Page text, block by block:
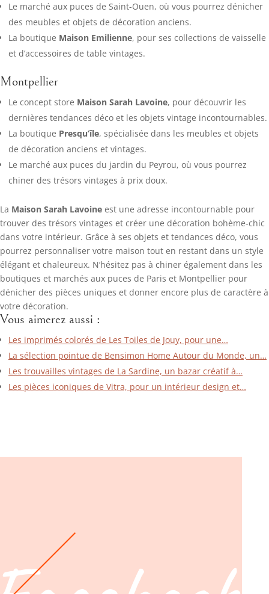
Le marché aux puces de Saint-Ouen, où vous pourrez dénicher
des meubles et objets de décoration anciens.
La boutique Maison Emilienne, pour ses collections de vaisselle
et d’accessoires de table vintages.
Montpellier
Le concept store Maison Sarah Lavoine, pour découvrir les
dernières tendances déco et les objets vintage incontournables.
La boutique Presqu’île, spécialisée dans les meubles et objets
de décoration anciens et vintages.
Le marché aux puces du jardin du Peyrou, où vous pourrez
chiner des trésors vintages à prix doux.
La Maison Sarah Lavoine est une adresse incontournable pour
trouver des trésors vintages et créer une décoration bohème-chic
dans votre intérieur. Grâce à ses objets et tendances déco, vous
pourrez personnaliser votre maison tout en restant dans un style
élégant et chaleureux. N’hésitez pas à chiner également dans les
boutiques et marchés aux puces de Paris et Montpellier pour
dénicher des pièces uniques et donner encore plus de caractère à
votre décoration.
Vous aimerez aussi :
Les imprimés colorés de Les Toiles de Jouy, pour une…
La sélection pointue de Bensimon Home Autour du Monde, un…
Les trouvailles vintages de La Sardine, un bazar créatif à…
Les pièces iconiques de Vitra, pour un intérieur design et…